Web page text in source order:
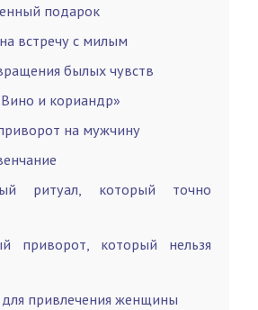
подарок
встречу с милым
былых чувств
и кориандр»
на мужчину
ритуал, который точно
приворот, который нельзя
для привлечения женщины